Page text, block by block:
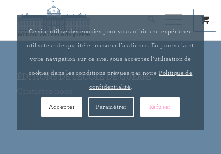
ÉDITIONS DE L’ÉCOLE DE GUERRE
Ce site utilise des cookies pour vous offrir une expérience
utilisateur de qualité et mesurer l’audience. En poursuivant
votre navigation sur ce site, vous acceptez l’utilisation de
cookies dans les conditions prévues par notrePolitique de
confidentialité
Accepter Paramétrer Refuser